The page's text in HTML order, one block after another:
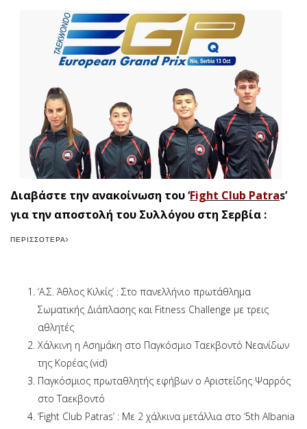
Διαβάστε την ανακοίνωση του‘Fight Club Patras’
για την αποστολή του Συλλόγου στη Σερβία :
ΠΕΡΙΣΣΌΤΕΡΑ
‘Α.Σ. Άθλος Κιλκίς’ : Στο πανελλήνιο πρωτάθλημα
Σωματικής Διάπλασης και Fitness Challenge με τρεις
αθλητές
Χάλκινη η Ασημάκη στο Παγκόσμιο Ταεκβοντό Νεανίδων
της Κορέας (vid)
Παγκόσμιος πρωταθλητής εφήβων ο Αριστείδης Ψαρρός
στο Ταεκβοντό
‘Fight Club Patras’ : Με 2 χάλκινα μετάλλια στο ‘5th Albania